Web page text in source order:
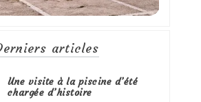
articles
Une visite à la piscine d’été
chargée d’histoire